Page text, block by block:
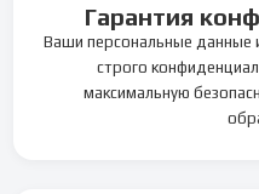
Гарантия
Ваши персональные данные
строго
максимальную